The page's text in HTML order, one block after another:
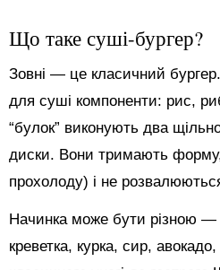
Що таке суші-бургер?
Зовні — це класичний
для суші компоненти: рис,
“булок” виконують два
диски. Вони тримають
прохолоду) і не
Начинка може бути різною —
креветка, курка, сир,